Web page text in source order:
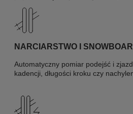
NARCIARSTWO I
Automatyczny pomiar podejść i
kadencji, długości kroku czy